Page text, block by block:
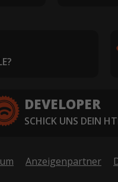
DEVELOPER
SCHICK UNS DEIN
Anzeigenpartner